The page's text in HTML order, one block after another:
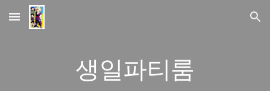
Skip to main content Skip to navigation
생일파티룸